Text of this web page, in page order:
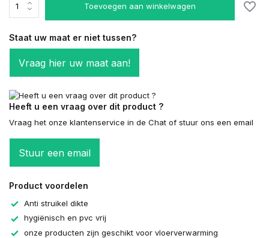
Toevoegen aan winkelwagen
Staat uw maat er niet tussen?
Vraag hier uw maat aan!
Heeft u een vraag over dit product ?
Vraag het onze klantenservice in de Chat of stuur ons een email
Stuur een email
Product voordelen
Anti struikel dikte
hygiënisch en pvc vrij
onze producten zijn geschikt voor vloerverwarming